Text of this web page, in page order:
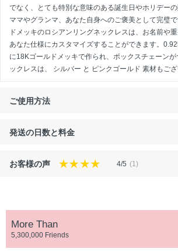
でなく、とても特別な意味のある誕生日やホリデー
ママやグランマ、あなた自身へのご褒美として完璧
ドメッキのロシアンリングネックレスは、お名前や
あなた仕様にカスタマイズすることができます。
に18Kゴールドメッキで作られ、ボックスチェーン
ックレスは、 シルバー と ピンクゴールド 素材もござ
ご使用方法
発送の日数と料金
お客様の声 4/5 (1)
More Than
5,300,000 Friends